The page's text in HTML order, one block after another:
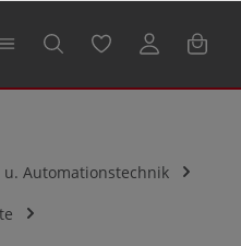
u. Automationstechnik